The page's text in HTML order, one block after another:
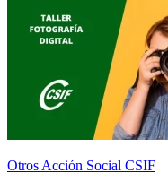
Otros Acción Social CSIF